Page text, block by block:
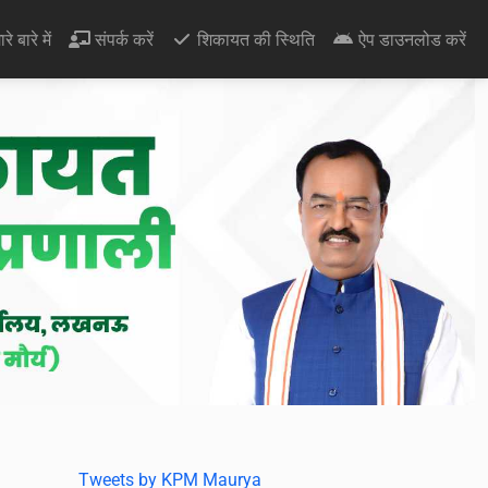
बारे में संपर्क करें शिकायत की स्थिति ऐप डाउनलोड करें
Tweets by KPM Maurya